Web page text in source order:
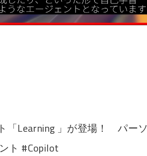
「Learning 」が登場！ パーソ
ト #Copilot